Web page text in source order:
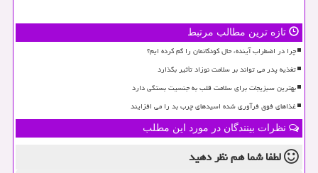
تازه ترین مطالب مرتبط
چرا در اضطراب آینده، حال کودکانمان را گم کرده ایم؟
تغذیه پدر می تواند بر سلامت نوزاد تأثیر بگذارد
بهترین سبزیجات برای سلامت قلب به جنسیت بستگی دارد
غذاهای فوق فرآوری شده اسیدهای چرب بد را می افزایند
نظرات بینندگان در مورد این مطلب
لطفا شما همنظر دهید